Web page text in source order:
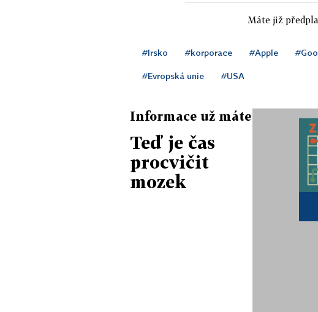
Máte již
#Irsko #korporace #Apple
#Evropská unie #USA
Informace už máte
Teď je čas
procvičit
mozek